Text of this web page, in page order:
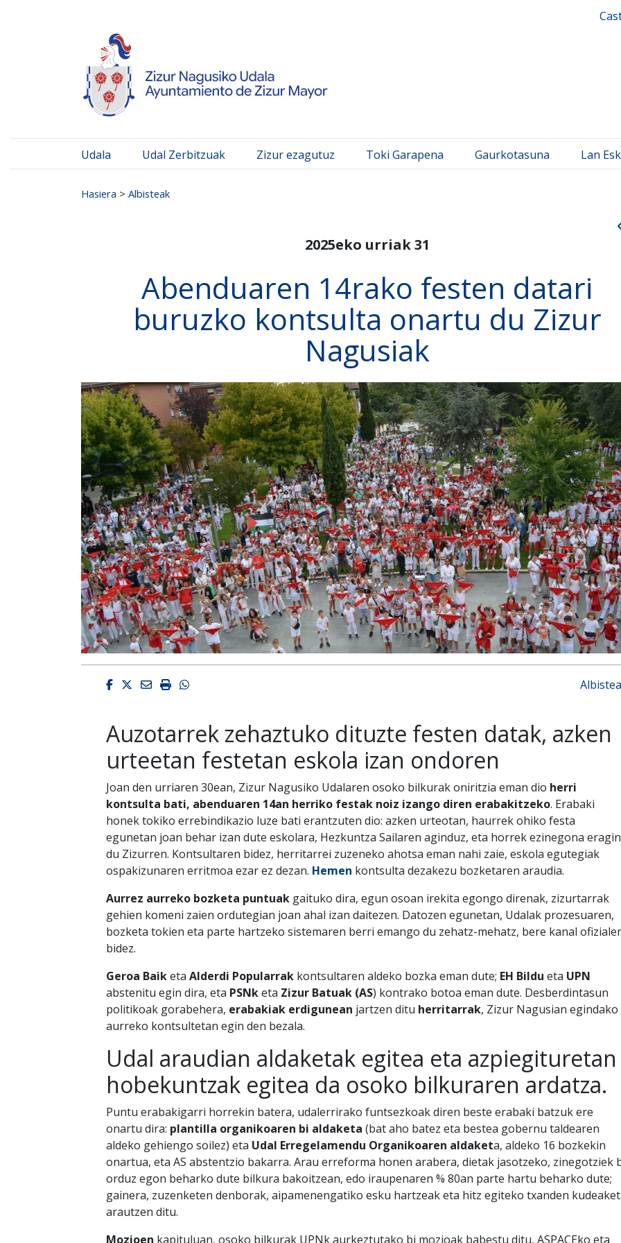
Udala Udal Zerbitzuak Zizur ezagutuz Toki Garapena Gaurkotasuna Lan
Hasiera > Albisteak
2025eko urriak 31
Abenduaren 14rako festen datari
buruzko kontsulta onartu du Zizur
Nagusiak
Facebook
Twitter
EmailImprimirWhatsapp
Auzotarrek zehaztuko dituzte festen datak, azken
urteetan festetan eskola izan ondoren
Joan den urriaren 30ean, Zizur Nagusiko Udalaren osoko bilkurak oniritzia eman dio herri
kontsulta bati, abenduaren 14an herriko festak noiz izango diren erabakitzeko. Erabaki
honek tokiko errebindikazio luze bati erantzuten dio: azken urteotan, haurrek ohiko festa
egunetan joan behar izan dute eskolara, Hezkuntza Sailaren aginduz, eta horrek ezinegona eragin
du Zizurren. Kontsultaren bidez, herritarrei zuzeneko ahotsa eman nahi zaie, eskola egutegiak
ospakizunaren erritmoa ezar ez dezan. Hemen kontsulta dezakezu bozketaren araudia.
Aurrez aurreko bozketa puntuakgaituko dira, egun osoan irekita egongo direnak, zizurtarrak
gehien komeni zaien ordutegian joan ahal izan daitezen. Datozen egunetan, Udalak prozesuaren,
bozketa tokien eta parte hartzeko sistemaren berri emango du zehatz-mehatz, bere kanal
bidez.
Geroa Baiketa Alderdi Popularrakkontsultaren aldeko bozka eman dute; EH Bildu eta UPN
abstenitu egin dira, eta PSNketa Zizur Batuak (AS) kontrako botoa eman dute. Desberdintasun
politikoak gorabehera, erabakiak erdigunean jartzen ditu herritarrak, Zizur Nagusian egindako
aurreko kontsultetan egin den bezala.
Udal araudian aldaketak egitea eta azpiegituretan
hobekuntzak egitea da osoko bilkuraren ardatza.
Puntu erabakigarri horrekin batera, udalerrirako funtsezkoak diren beste erabaki batzuk ere
onartu dira: plantilla organikoaren bi aldaketa (bat aho batez eta bestea gobernu taldearen
aldeko gehiengo soilez) eta Udal Erregelamendu Organikoaren aldaketa, aldeko 16 bozkekin
onartua, eta AS abstentzio bakarra. Arau erreforma honen arabera, dietak jasotzeko, zinegotziek
orduz egon beharko dute bilkura bakoitzean, edo iraupenaren % 80an parte hartu beharko dute;
gainera, zuzenketen denborak, aipamenengatiko esku hartzeak eta hitz egiteko txanden
arautzen ditu.
Mozioen kapituluan, osoko bilkurak UPNk aurkeztutako bi mozioak babestu ditu, ASPACEko eta